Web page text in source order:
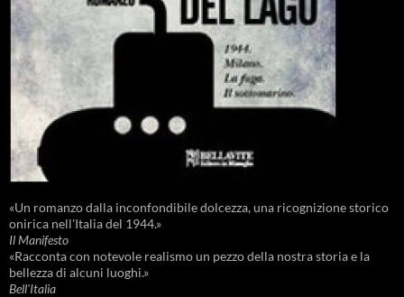
«Un romanzo dalla inconfondibile dolcezza, una ricognizione storico
onirica nell'Italia del 1944.»
Il Manifesto
«Racconta con notevole realismo un pezzo della nostra storia e la
bellezza di alcuni luoghi.»
Bell'Italia